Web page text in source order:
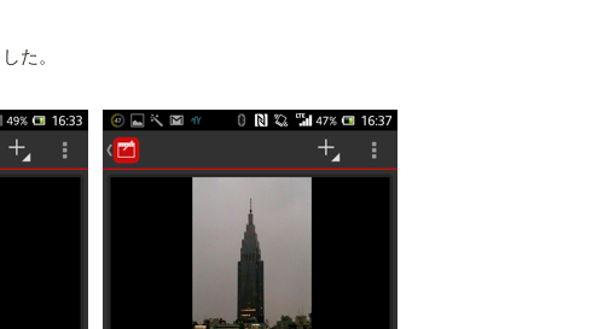
た。